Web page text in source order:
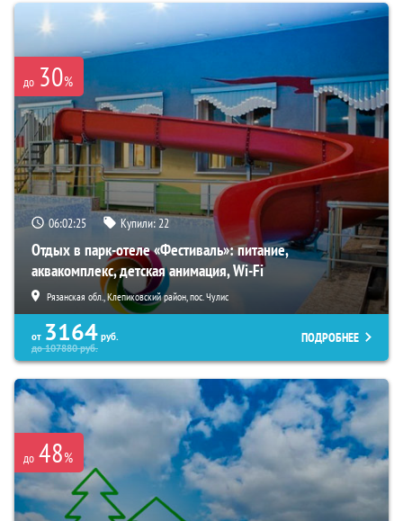
до 30%
06:02:23 Купили:22
Отдых в парк-отеле «Фестиваль»: питание,
аквакомплекс, детская анимация, Wi-Fi
Рязанская обл., Клепиковский район, пос. Чулис
от 3164 руб.
до107880руб.
ПОДРОБНЕЕ
до 48%